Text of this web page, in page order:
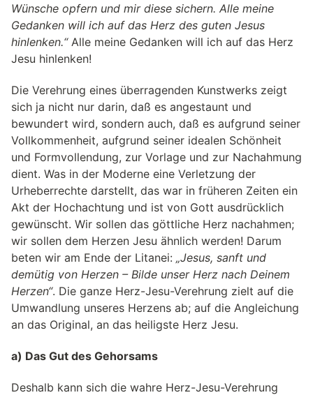
Wünsche opfern und mir diese sichern. Alle meine
Gedanken will ich auf das Herz des guten Jesus
hinlenken.“Alle meine Gedanken will ich auf das Herz
Jesu hinlenken!
Die Verehrung eines überragenden Kunstwerks zeigt
sich ja nicht nur darin, daß es angestaunt und
bewundert wird, sondern auch, daß es aufgrund seiner
Vollkommenheit, aufgrund seiner idealen Schönheit
und Formvollendung, zur Vorlage und zur Nachahmung
dient. Was in der Moderne eine Verletzung der
Urheberrechte darstellt, das war in früheren Zeiten ein
Akt der Hochachtung und ist von Gott ausdrücklich
gewünscht. Wir sollen das göttliche Herz nachahmen;
wir sollen dem Herzen Jesu ähnlich werden! Darum
beten wir am Ende der Litanei: „Jesus, sanft und
demütig von Herzen – Bilde unser Herz nach Deinem
Herzen“. Die ganze Herz-Jesu-Verehrung zielt auf die
Umwandlung unseres Herzens ab; auf die Angleichung
an das Original, an das heiligste Herz Jesu.
a) Das Gut des Gehorsams
Deshalb kann sich die wahre Herz-Jesu-Verehrung